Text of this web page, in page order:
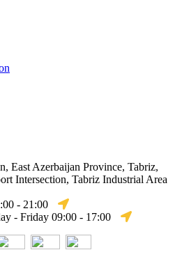
East Azerbaijan Province, Tabriz,
Intersection, Tabriz Industrial Area
- 21:00
- Friday 09:00 - 17:00